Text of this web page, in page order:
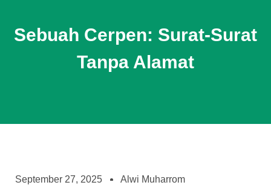
Sebuah Cerpen: Surat-Surat
Tanpa Alamat
September 27, 2025 Alwi Muharrom